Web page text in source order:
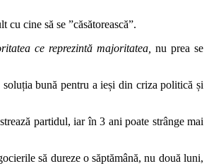
cine să se ”căsătorească”.
ce reprezintă majoritatea, nu prea se
bună pentru a ieși din criza politică și
partidul, iar în 3 ani poate strânge mai
să dureze o săptămână, nu două luni,